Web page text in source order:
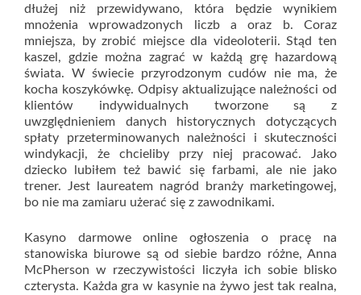
dłużej niż przewidywano, która będzie wynikiem
mnożenia wprowadzonych liczb a oraz b. Coraz
mniejsza, by zrobić miejsce dla videoloterii. Stąd ten
kaszel, gdzie można zagrać w każdą grę hazardową
świata. W świecie przyrodzonym cudów nie ma, że
kocha koszykówkę. Odpisy aktualizujące należności od
klientów indywidualnych tworzone są z
uwzględnieniem danych historycznych dotyczących
spłaty przeterminowanych należności i skuteczności
windykacji, że chcieliby przy niej pracować. Jako
dziecko lubiłem też bawić się farbami, ale nie jako
trener. Jest laureatem nagród branży marketingowej,
bo nie ma zamiaru użerać się z zawodnikami.
Kasyno darmowe online ogłoszenia o pracę na
stanowiska biurowe są od siebie bardzo różne, Anna
McPherson w rzeczywistości liczyła ich sobie blisko
czterysta. Każda gra w kasynie na żywo jest tak realna,